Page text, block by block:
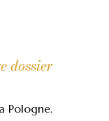
dossier
Pologne.